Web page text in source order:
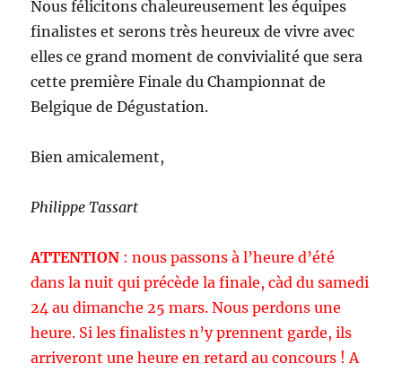
Nous félicitons chaleureusement les équipes
finalistes et serons très heureux de vivre avec
elles ce grand moment de convivialité que sera
cette première Finale du Championnat de
Belgique de Dégustation.
Bien amicalement,
Philippe Tassart
ATTENTION : nous passons à l’heure d’été
dans la nuit qui précède la finale, càd du samedi
24 au dimanche 25 mars. Nous perdons une
heure. Si les finalistes n’y prennent garde, ils
arriveront une heure en retard au concours ! A